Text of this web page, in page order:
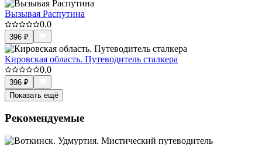
Вызывая Распутина
0.0
396 ₽
Кировская область. Путеводитель сталкера
0.0
396 ₽
Показать ещё
Рекомендуемые